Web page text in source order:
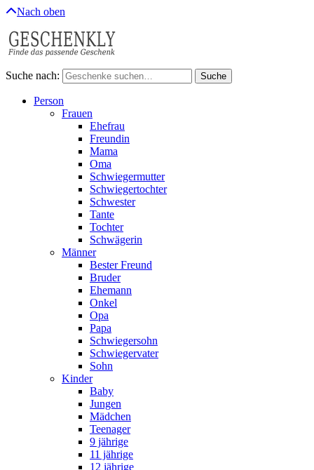
Nach oben
Suche nach: Suche
Person
Frauen
Ehefrau
Freundin
Mama
Oma
Schwiegermutter
Schwiegertochter
Schwester
Tante
Tochter
Schwägerin
Männer
Bester Freund
Bruder
Ehemann
Onkel
Opa
Papa
Schwiegersohn
Schwiegervater
Sohn
Kinder
Baby
Jungen
Mädchen
Teenager
9 jährige
11 jährige
12 jährige